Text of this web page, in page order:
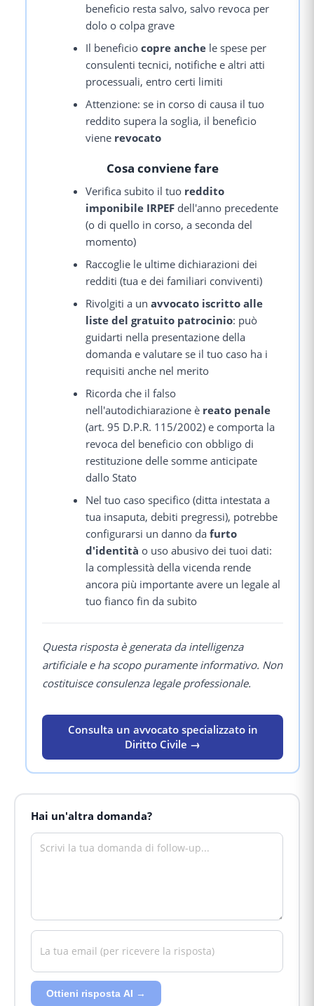
beneficio resta salvo, salvo revoca per
dolo o colpa grave
Il beneficiocopre anche le spese per
consulenti tecnici, notifiche e altri atti
processuali, entro certi limiti
Attenzione: se in corso di causa il tuo
reddito supera la soglia, il beneficio
viene revocato
Cosa conviene fare
Verifica subito il tuo reddito
imponibile IRPEF dell'anno precedente
(o di quello in corso, a seconda del
momento)
Raccoglie le ultime dichiarazioni dei
redditi (tua e dei familiari conviventi)
Rivolgiti a unavvocato iscritto alle
liste del gratuito patrocinio: può
guidarti nella presentazione della
domanda e valutare se il tuo caso ha i
requisiti anche nel merito
Ricorda che il falso
nell'autodichiarazione è reato penale
(art. 95 D.P.R. 115/2002) e comporta la
revoca del beneficio con obbligo di
restituzione delle somme anticipate
dallo Stato
Nel tuo caso specifico (ditta intestata a
tua insaputa, debiti pregressi), potrebbe
configurarsi un danno dafurto
d'identità o uso abusivo dei tuoi dati:
la complessità della vicenda rende
ancora più importante avere un legale al
tuo fianco fin da subito
Questa risposta è generata da intelligenza
artificiale e ha scopo puramente informativo. Non
costituisce consulenza legale professionale.
Consulta un avvocato specializzato in
Diritto Civile →
Hai un'altra domanda?
Ottieni risposta AI →